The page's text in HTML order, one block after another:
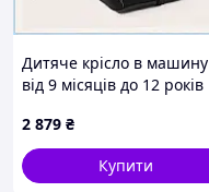
Дитяче крісло в машину
від 9 місяців до 12 років
2 879 ₴
Купити